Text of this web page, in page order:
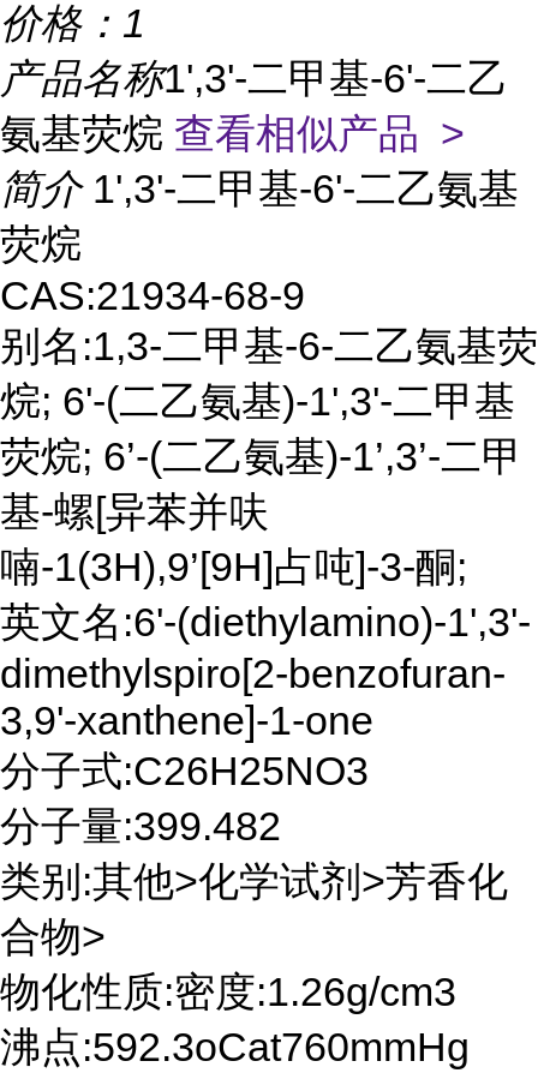
价格： 1
产品名称1',3'-二甲基-6'-二乙
氨基荧烷 查看相似产品 >
简介 1',3'-二甲基-6'-二乙氨基
荧烷
CAS:21934-68-9
别名:1,3-二甲基-6-二乙氨基荧
烷; 6'-(二乙氨基)-1',3'-二甲基
荧烷; 6’-(二乙氨基)-1’,3’-二甲
基-螺[异苯并呋
喃-1(3H),9’[9H]占吨]-3-酮;
英文名:6'-(diethylamino)-1',3'-
dimethylspiro[2-benzofuran-
3,9'-xanthene]-1-one
分子式:C26H25NO3
分子量:399.482
类别:其他>化学试剂>芳香化
合物>
物化性质:密度:1.26g/cm3
沸点:592.3oCat760mmHg